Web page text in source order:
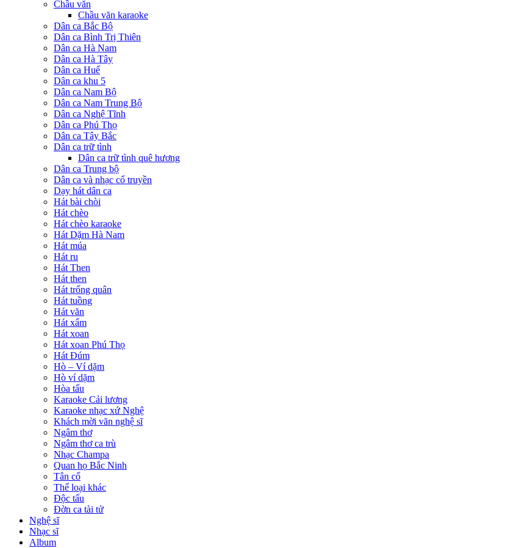
Chầu văn
Chầu văn karaoke
Dân ca Bắc Bộ
Dân ca Bình Trị Thiên
Dân ca Hà Nam
Dân ca Hà Tây
Dân ca Huế
Dân ca khu 5
Dân ca Nam Bộ
Dân ca Nam Trung Bộ
Dân ca Nghệ Tĩnh
Dân ca Phú Thọ
Dân ca Tây Bắc
Dân ca trữ tình
Dân ca trữ tình quê hương
Dân ca Trung bộ
Dân ca và nhạc cổ truyền
Dạy hát dân ca
Hát bài chòi
Hát chèo
Hát chèo karaoke
Hát Dặm Hà Nam
Hát múa
Hát ru
Hát Then
Hát then
Hát trống quân
Hát tuồng
Hát văn
Hát xẩm
Hát xoan
Hát xoan Phú Thọ
Hát Đúm
Hò – Ví dặm
Hò ví dặm
Hòa tấu
Karaoke Cải lương
Karaoke nhạc xứ Nghệ
Khách mời văn nghệ sĩ
Ngâm thơ
Ngâm thơ ca trù
Nhạc Champa
Quan họ Bắc Ninh
Tân cổ
Thể loại khác
Độc tấu
Đờn ca tài tử
Nghệ sĩ
Nhạc sĩ
Album